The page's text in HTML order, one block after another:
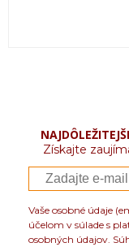
Získajte
Vaše osobné údaje
účelom v súlade s
osobných údajov.